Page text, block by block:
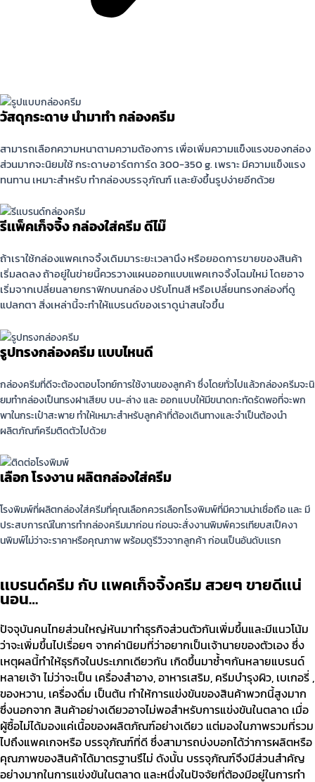
วัสดุกระดาษ นํามาทํา กล่องครีม
สามารถเลือกความหนาตามความต้องการ เพื่อเพิ่มความแข็งแรงของกล่อง
ส่วนมากจะนิยมใช้ กระดาษอาร์ตการ์ด 300-350 g. เพราะ มีความแข็งแรง
ทนทาน เหมาะสำหรับ ทำกล่องบรรจุภัณฑ์ เเละยังขึ้นรูปง่ายอีกด้วย
รีเเพ็คเก็จจิ้ง กล่องใส่ครีม ดีไม๊
ถ้าเราใช้กล่องแพคเกจจิ้งเดิมมาระยะเวลานึง หรือยอดการขายของสินค้า
เริ่มลดลง ถ้าอยู่ในข่ายนี้ควรวางแผนออกแบบแพคเกจจิ้งโฉมใหม่ โดยอาจ
เริ่มจากเปลี่ยนลายกราฟิกบนกล่อง ปรับโทนสี หรือเปลี่ยนทรงกล่องที่ดู
แปลกตา สิ่งเหล่านี้จะทำให้แบรนด์ของเราดูน่าสนใจขึ้น
รูปทรงกล่องครีม เเบบไหนดี
กล่องครีมที่ดีจะต้องตอบโจทย์การใช้งานของลูกค้า ซึ่งโดยทั่วไปแล้วกล่องครีมจะนิ
ยมทํากล่องเป็นทรงฝาเสียบ บน-ล่าง และ ออกแบบให้มีขนาดกะทัดรัดพอที่จะพก
พาในกระเป๋าสะพาย ทำให้เหมาะสำหรับลูกค้าที่ต้องเดินทางและจำเป็นต้องนำ
ผลิตภัณฑ์ครีมติดตัวไปด้วย
เลือก โรงงาน ผลิตกล่องใส่ครีม
โรงพิมพ์ที่ผลิตกล่องใส่ครีมที่คุณเลือกควรเลือกโรงพิมพ์ที่มีความน่าเชื่อถือ เเละ มี
ประสบการณ์ในการทํากล่องครีมมาก่อน ก่อนจะสั่งงานพิมพ์ควรเทียบสเป็คงา
นพิมพ์ไม่ว่าจะราคาหรือคุณภาพ พร้อมดูรีวิวจากลูกค้า ก่อนเป็นอันดับเเรก
เเบรนด์ครีม กับ เเพคเก็จจิ้งครีม สวยๆ ขายดีเเน่
นอน…
ปัจจุบันคนไทยส่วนใหญ่หันมาทำธุรกิจส่วนตัวกันเพิ่มขึ้นและมีแนวโน้ม
ว่าจะเพิ่มขึ้นไปเรื่อยๆ จากค่านิยมที่ว่าอยากเป็นเจ้านายของตัวเอง ซึ่ง
เหตุผลนี้ทำให้ธุรกิจในประเภทเดียวกัน เกิดขึ้นมาซ้ำๆกันหลายแบรนด์
หลายเจ้า ไม่ว่าจะเป็น เครื่องสำอาง, อาหารเสริม, ครีมบำรุงผิว, เบเกอรี่ ,
ของหวาน, เครื่องดื่ม เป็นต้น ทำให้การแข่งขันของสินค้าพวกนี้สูงมาก
ซึ่งนอกจาก สินค้าอย่างเดียวอาจไม่พอสำหรับการแข่งขันในตลาด เมื่อ
ผู้ซื้อไม่ได้มองแค่เนื้อของผลิตภัณฑ์อย่างเดียว แต่มองในภาพรวมที่รวม
ไปถึงแพคเกจหรือ บรรจุภัณฑ์ที่ดี ซึ่งสามารถบ่งบอกได้ว่าการผลิตหรือ
คุณภาพของสินค้าได้มาตรฐานรึไม่ ดังนั้น บรรจุภัณฑ์จึงมีส่วนสำคัญ
อย่างมากในการแข่งขันในตลาด และหนึ่งในปัจจัยที่ต้องมีอยู่ในการทํา